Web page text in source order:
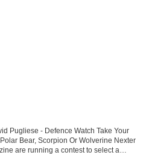
Pugliese - Defence Watch Take Your
Bear, Scorpion Or Wolverine Nexter
are running a contest to select a